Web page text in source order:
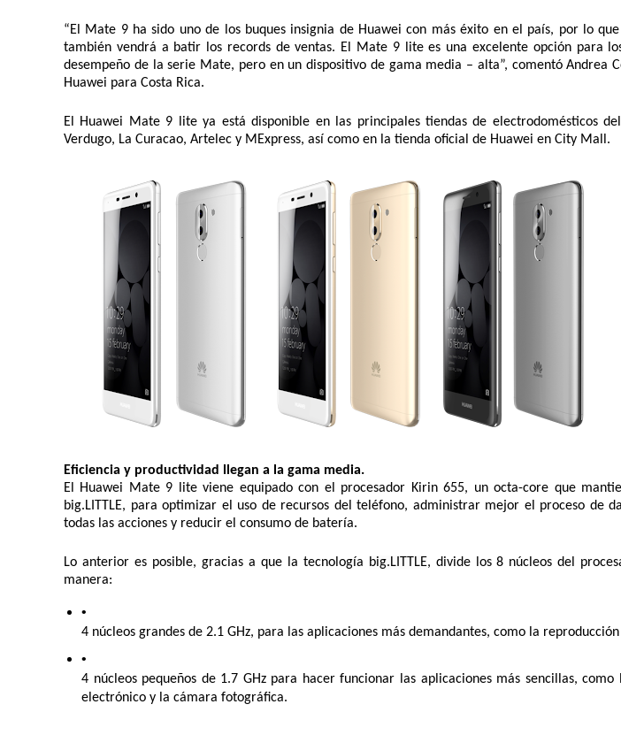
“El Mate 9 ha sido uno de los buques insignia de Huawei con más éxito en el país, por lo
también vendrá a batir los records de ventas. El Mate 9 lite es una excelente opción para
desempeño de la serie Mate, pero en un dispositivo de gama media – alta”, comentó Andrea
Huawei para Costa Rica.
El Huawei Mate 9 lite ya está disponible en las principales tiendas de electrodomésticos
Verdugo, La Curacao, Artelec y MExpress, así como en la tienda oficial de Huawei en City Mall.
Eficiencia y productividad llegan a la gama media.
El Huawei Mate 9 lite viene equipado con el procesador Kirin 655, un octa-core que
big.LITTLE, para optimizar el uso de recursos del teléfono, administrar mejor el proceso de
todas las acciones y reducir el consumo de batería.
Lo anterior es posible, gracias a que la tecnología big.LITTLE, divide los 8 núcleos del
manera:
4 núcleos grandes de 2.1 GHz, para las aplicaciones más demandantes, como la
4 núcleos pequeños de 1.7 GHz para hacer funcionar las aplicaciones más sencillas,
electrónico y la cámara fotográfica.